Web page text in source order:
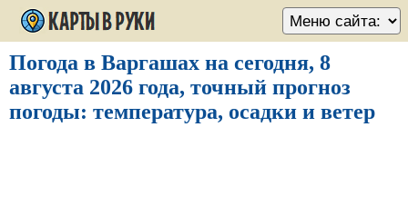
Погода в Варгашах на сегодня, 8
августа 2026 года, точный прогноз
погоды: температура, осадки и ветер